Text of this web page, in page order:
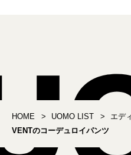
HOME UOMO LIST エデ
VENTのコーデュロイパンツ